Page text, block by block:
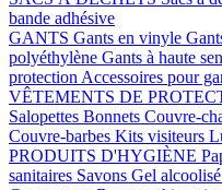
bande adhésive
GANTS Gants en vinyle
polyéthylène Gants à haute
protection Accessoires pour
VÊTEMENTS DE
Salopettes Bonnets Couvre-
Couvre-barbes Kits visiteurs
PRODUITS D'HYGIÈNE
sanitaires Savons Gel alcoolisé